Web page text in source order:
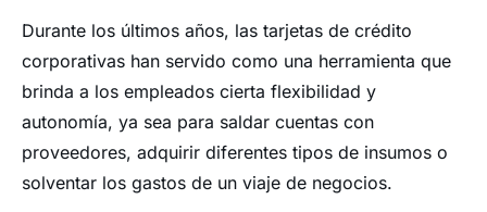
Durante los últimos años, las tarjetas de crédito
corporativas han servido como una herramienta que
brinda a los empleados cierta flexibilidad y
autonomía, ya sea para saldar cuentas con
proveedores, adquirir diferentes tipos de insumos o
solventar los gastos de un viaje de negocios.